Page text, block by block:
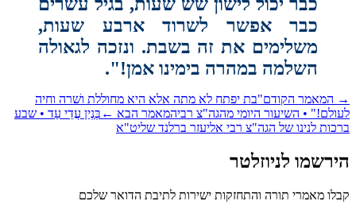
"‏.
המאמר הקודם"בת יפתח לא מתה אלא היא מחוללת ושׁרה וחיה
• השיעור היומי מהגה"צ רבי המאמר הבא ← בְּנְיַן עֲדֵי עַד • שבע
לנינו של הגה"צ רבי אליעזר ברלנד שליט"א
לניוזלטר
מאמרי תורה והתחזקות ישירות לתיבת הדואר שלכם